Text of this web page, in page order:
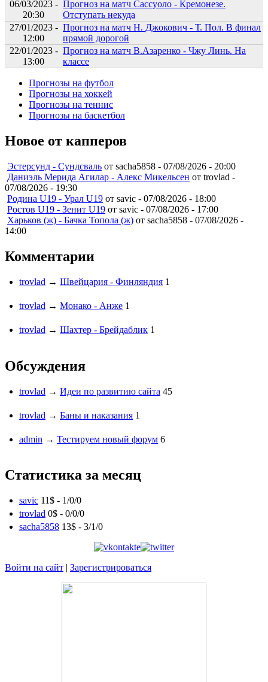
06/03/2023 -
20:30
Прогноз на матч Сассуоло - Кремонезе.
Отступать некуда
27/01/2023 -
12:00
Прогноз на матч Н. Джокович - Т. Пол. В финал
прямой дорогой
22/01/2023 -
13:00
Прогноз на матч В.Азаренко - Чжу Линь. На
классе
Прогнозы на футбол
Прогнозы на хоккей
Прогнозы на теннис
Прогнозы на баскетбол
Новое от капперов
Эстерсунд - Сундсваль от sacha5858 - 07/08/2026 - 20:00
Даниэль Мерида Агилар - Алекс Микельсен от trovlad -
07/08/2026 - 19:30
Родина U19 - Урал U19 от savic - 07/08/2026 - 18:00
Ростов U19 - Зенит U19 от savic - 07/08/2026 - 17:00
Харьков (ж) - Бачка Топола (ж) от sacha5858 - 07/08/2026 -
14:00
Комментарии
trovlad → Швейцария - Финляндия 1
trovlad → Монако - Анже 1
trovlad → Шахтер - Брейдаблик 1
Обсуждения
trovlad → Идеи по развитию сайта 45
trovlad → Баны и наказания 1
admin → Тестируем новый форум 6
Статистика за месяц
savic 11$ - 1/0/0
trovlad 0$ - 0/0/0
sacha5858 13$ - 3/1/0
Войти на сайт | Зарегистрироваться